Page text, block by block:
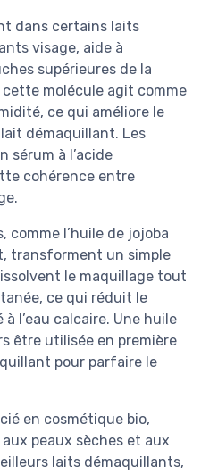
dans certains laits
visage, aide à
supérieures de la
cette molécule agit comme
ce qui améliore le
démaquillant. Les
sérum à l’acide
cohérence entre
comme l’huile de jojoba
transforment un simple
le maquillage tout
ce qui réduit le
l’eau calcaire. Une huile
être utilisée en première
pour parfaire le
en cosmétique bio,
peaux sèches et aux
laits démaquillants,